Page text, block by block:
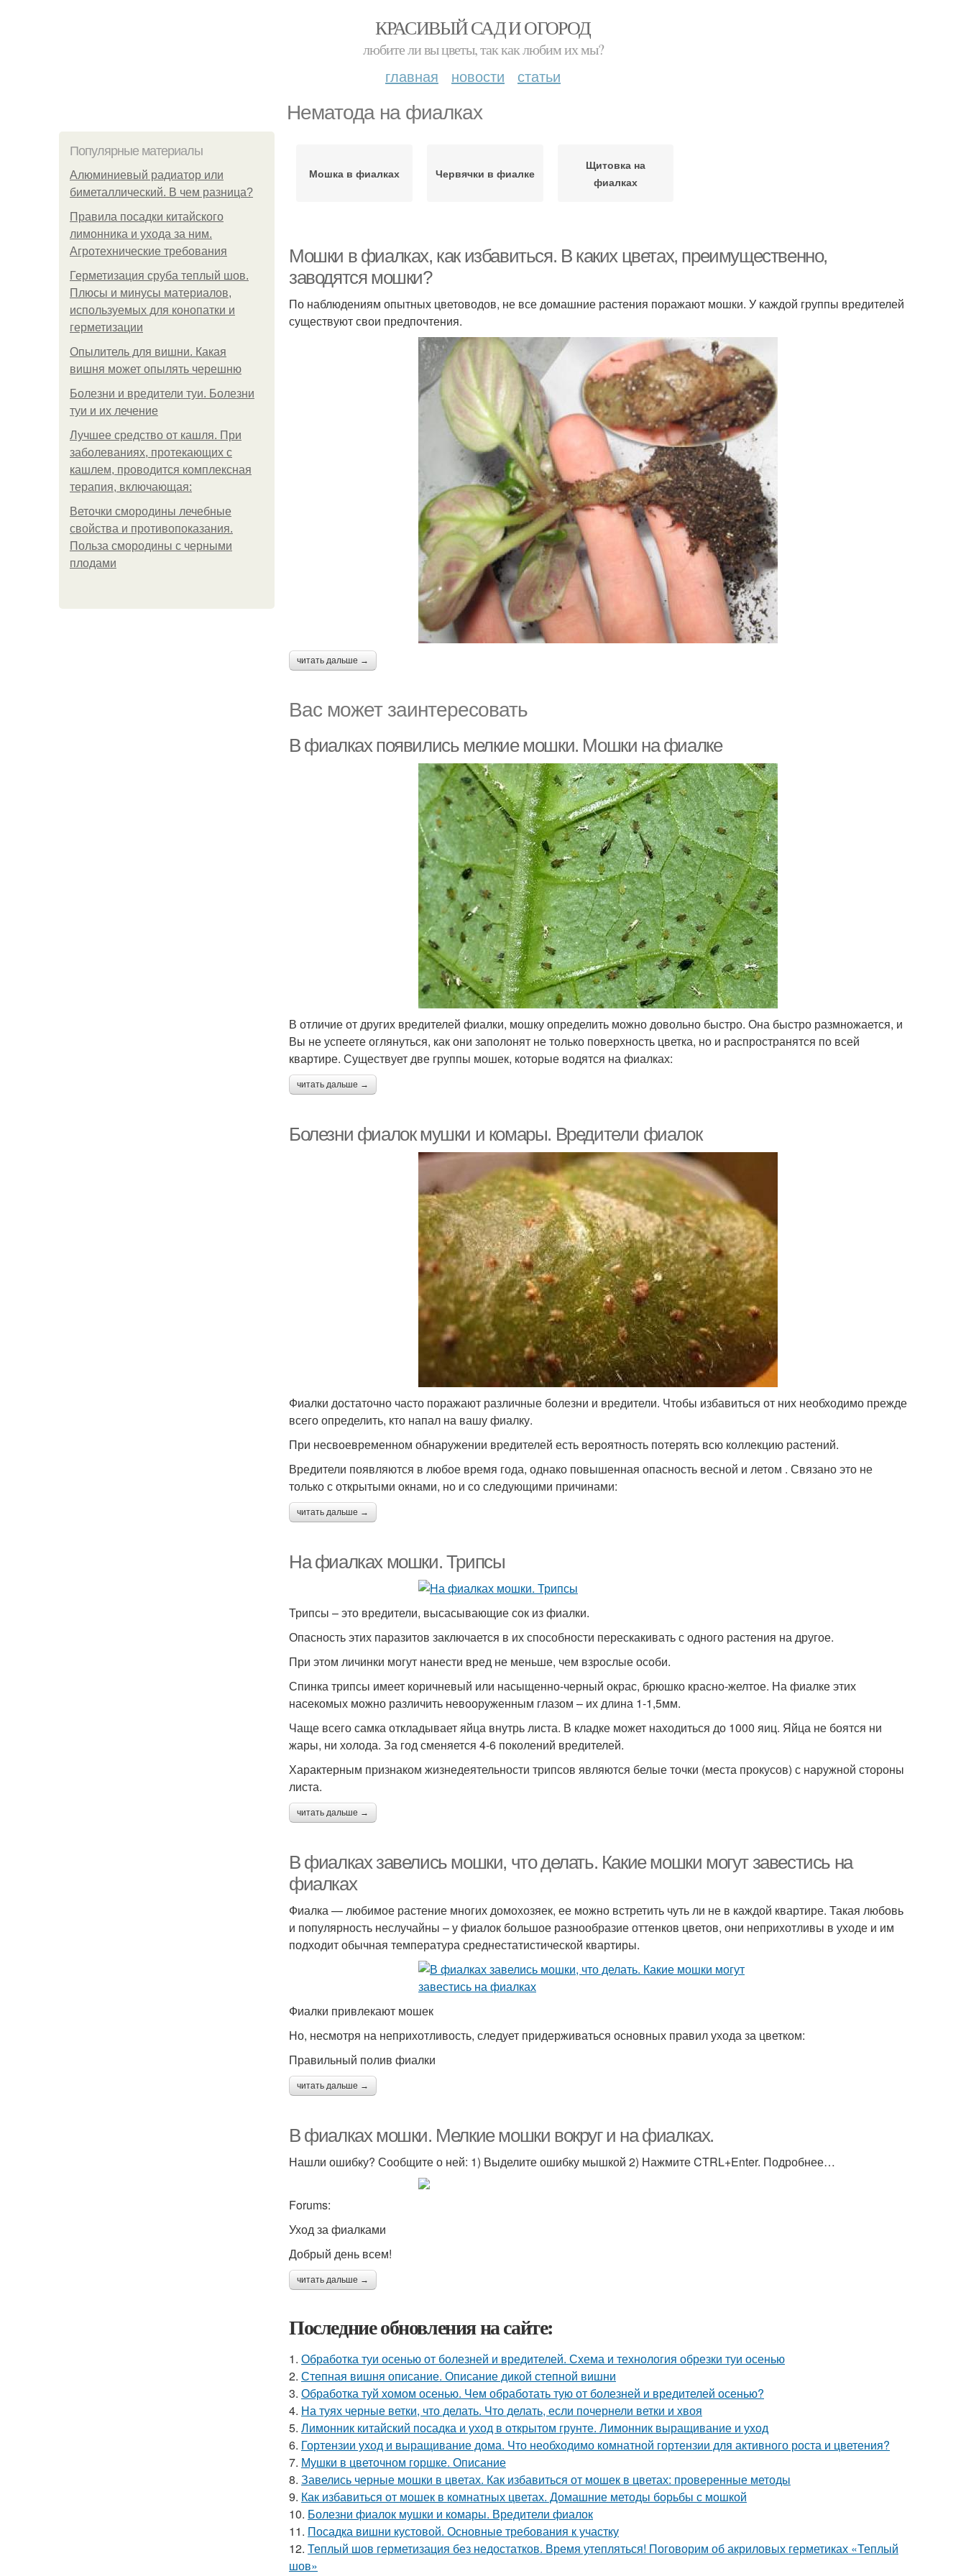
КРАСИВЫЙ САД И ОГОРОД
любите ли вы цветы, так как любим их мы?
главная новости статьи
Нематода на фиалках
Популярные материалы
Алюминиевый радиатор или
биметаллический. В чем разница?
Правила посадки китайского
лимонника и ухода за ним.
Агротехнические требования
Герметизация сруба теплый шов.
Плюсы и минусы материалов,
используемых для конопатки и
герметизации
Опылитель для вишни. Какая
вишня может опылять черешню
Болезни и вредители туи. Болезни
туи и их лечение
Лучшее средство от кашля. При
заболеваниях, протекающих с
кашлем, проводится комплексная
терапия, включающая:
Веточки смородины лечебные
свойства и противопоказания.
Польза смородины с черными
плодами
Мошка в фиалках Червячки в фиалке
Щитовка на
фиалках
Мошки в фиалках, как избавиться. В каких цветах, преимущественно,
заводятся мошки?
По наблюдениям опытных цветоводов, не все домашние растения поражают мошки. У каждой группы вредителей
существуют свои предпочтения.
читать дальше →
Вас может заинтересовать
В фиалках появились мелкие мошки. Мошки на фиалке
В отличие от других вредителей фиалки, мошку определить можно довольно быстро. Она быстро размножается, и
Вы не успеете оглянуться, как они заполонят не только поверхность цветка, но и распространятся по всей
квартире. Существует две группы мошек, которые водятся на фиалках:
читать дальше →
Болезни фиалок мушки и комары. Вредители фиалок
Фиалки достаточно часто поражают различные болезни и вредители. Чтобы избавиться от них необходимо прежде
всего определить, кто напал на вашу фиалку.
При несвоевременном обнаружении вредителей есть вероятность потерять всю коллекцию растений.
Вредители появляются в любое время года, однако повышенная опасность весной и летом . Связано это не
только с открытыми окнами, но и со следующими причинами:
читать дальше →
На фиалках мошки. Трипсы
Трипсы – это вредители, высасывающие сок из фиалки.
Опасность этих паразитов заключается в их способности перескакивать с одного растения на другое.
При этом личинки могут нанести вред не меньше, чем взрослые особи.
Спинка трипсы имеет коричневый или насыщенно-черный окрас, брюшко красно-желтое. На фиалке этих
насекомых можно различить невооруженным глазом – их длина 1-1,5мм.
Чаще всего самка откладывает яйца внутрь листа. В кладке может находиться до 1000 яиц. Яйца не боятся ни
жары, ни холода. За год сменяется 4-6 поколений вредителей.
Характерным признаком жизнедеятельности трипсов являются белые точки (места прокусов) с наружной стороны
листа.
читать дальше →
В фиалках завелись мошки, что делать. Какие мошки могут завестись на
фиалках
Фиалка — любимое растение многих домохозяек, ее можно встретить чуть ли не в каждой квартире. Такая любовь
и популярность неслучайны – у фиалок большое разнообразие оттенков цветов, они неприхотливы в уходе и им
подходит обычная температура среднестатистической квартиры.
Фиалки привлекают мошек
Но, несмотря на неприхотливость, следует придерживаться основных правил ухода за цветком:
Правильный полив фиалки
читать дальше →
В фиалках мошки. Мелкие мошки вокруг и на фиалках.
Нашли ошибку? Сообщите о ней: 1) Выделите ошибку мышкой 2) Нажмите CTRL+Enter. Подробнее…
Forums:
Уход за фиалками
Добрый день всем!
читать дальше →
Последние обновления на сайте:
1. Обработка туи осенью от болезней и вредителей. Схема и технология обрезки туи осенью
2. Степная вишня описание. Описание дикой степной вишни
3. Обработка туй хомом осенью. Чем обработать тую от болезней и вредителей осенью?
4. На туях черные ветки, что делать. Что делать, если почернели ветки и хвоя
5. Лимонник китайский посадка и уход в открытом грунте. Лимонник выращивание и уход
6. Гортензии уход и выращивание дома. Что необходимо комнатной гортензии для активного роста и цветения?
7. Мушки в цветочном горшке. Описание
8. Завелись черные мошки в цветах. Как избавиться от мошек в цветах: проверенные методы
9. Как избавиться от мошек в комнатных цветах. Домашние методы борьбы с мошкой
10. Болезни фиалок мушки и комары. Вредители фиалок
11. Посадка вишни кустовой. Основные требования к участку
12. Теплый шов герметизация без недостатков. Время утепляться! Поговорим об акриловых герметиках «Теплый
шов»